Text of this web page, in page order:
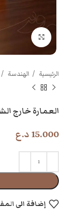
الرئيسية الهندسة
العمارة خارج
15.000 د.ع
إضافة الى